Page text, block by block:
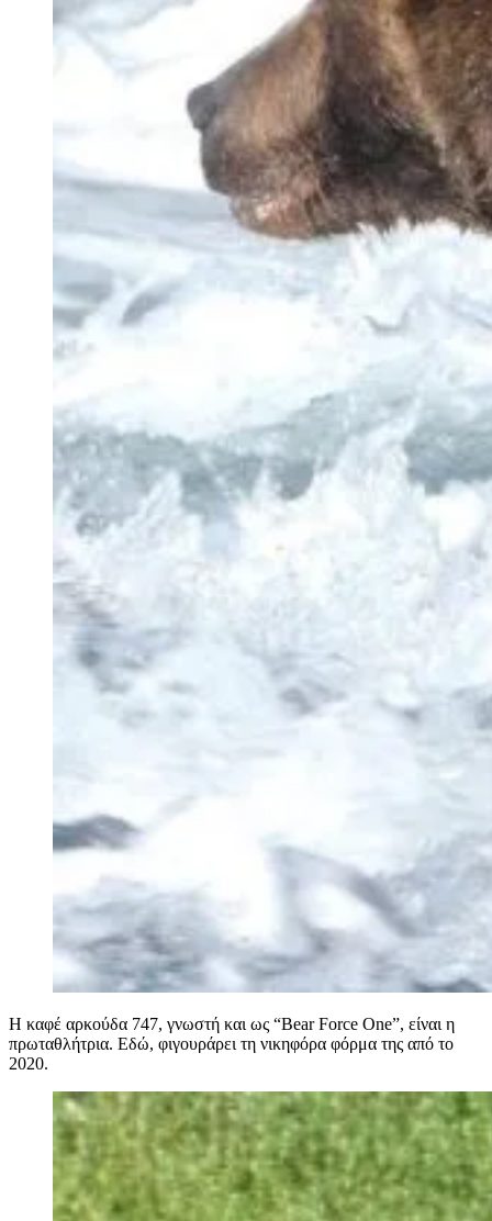
Η καφέ αρκούδα 747, γνωστή και ως “Bear Force One”, είναι η
πρωταθλήτρια. Εδώ, φιγουράρει τη νικηφόρα φόρμα της από το
2020.